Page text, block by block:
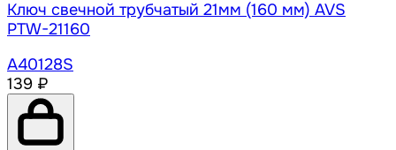
Ключ свечной трубчатый 21мм (160 мм) AVS
PTW-21160
A40128S
139 ₽